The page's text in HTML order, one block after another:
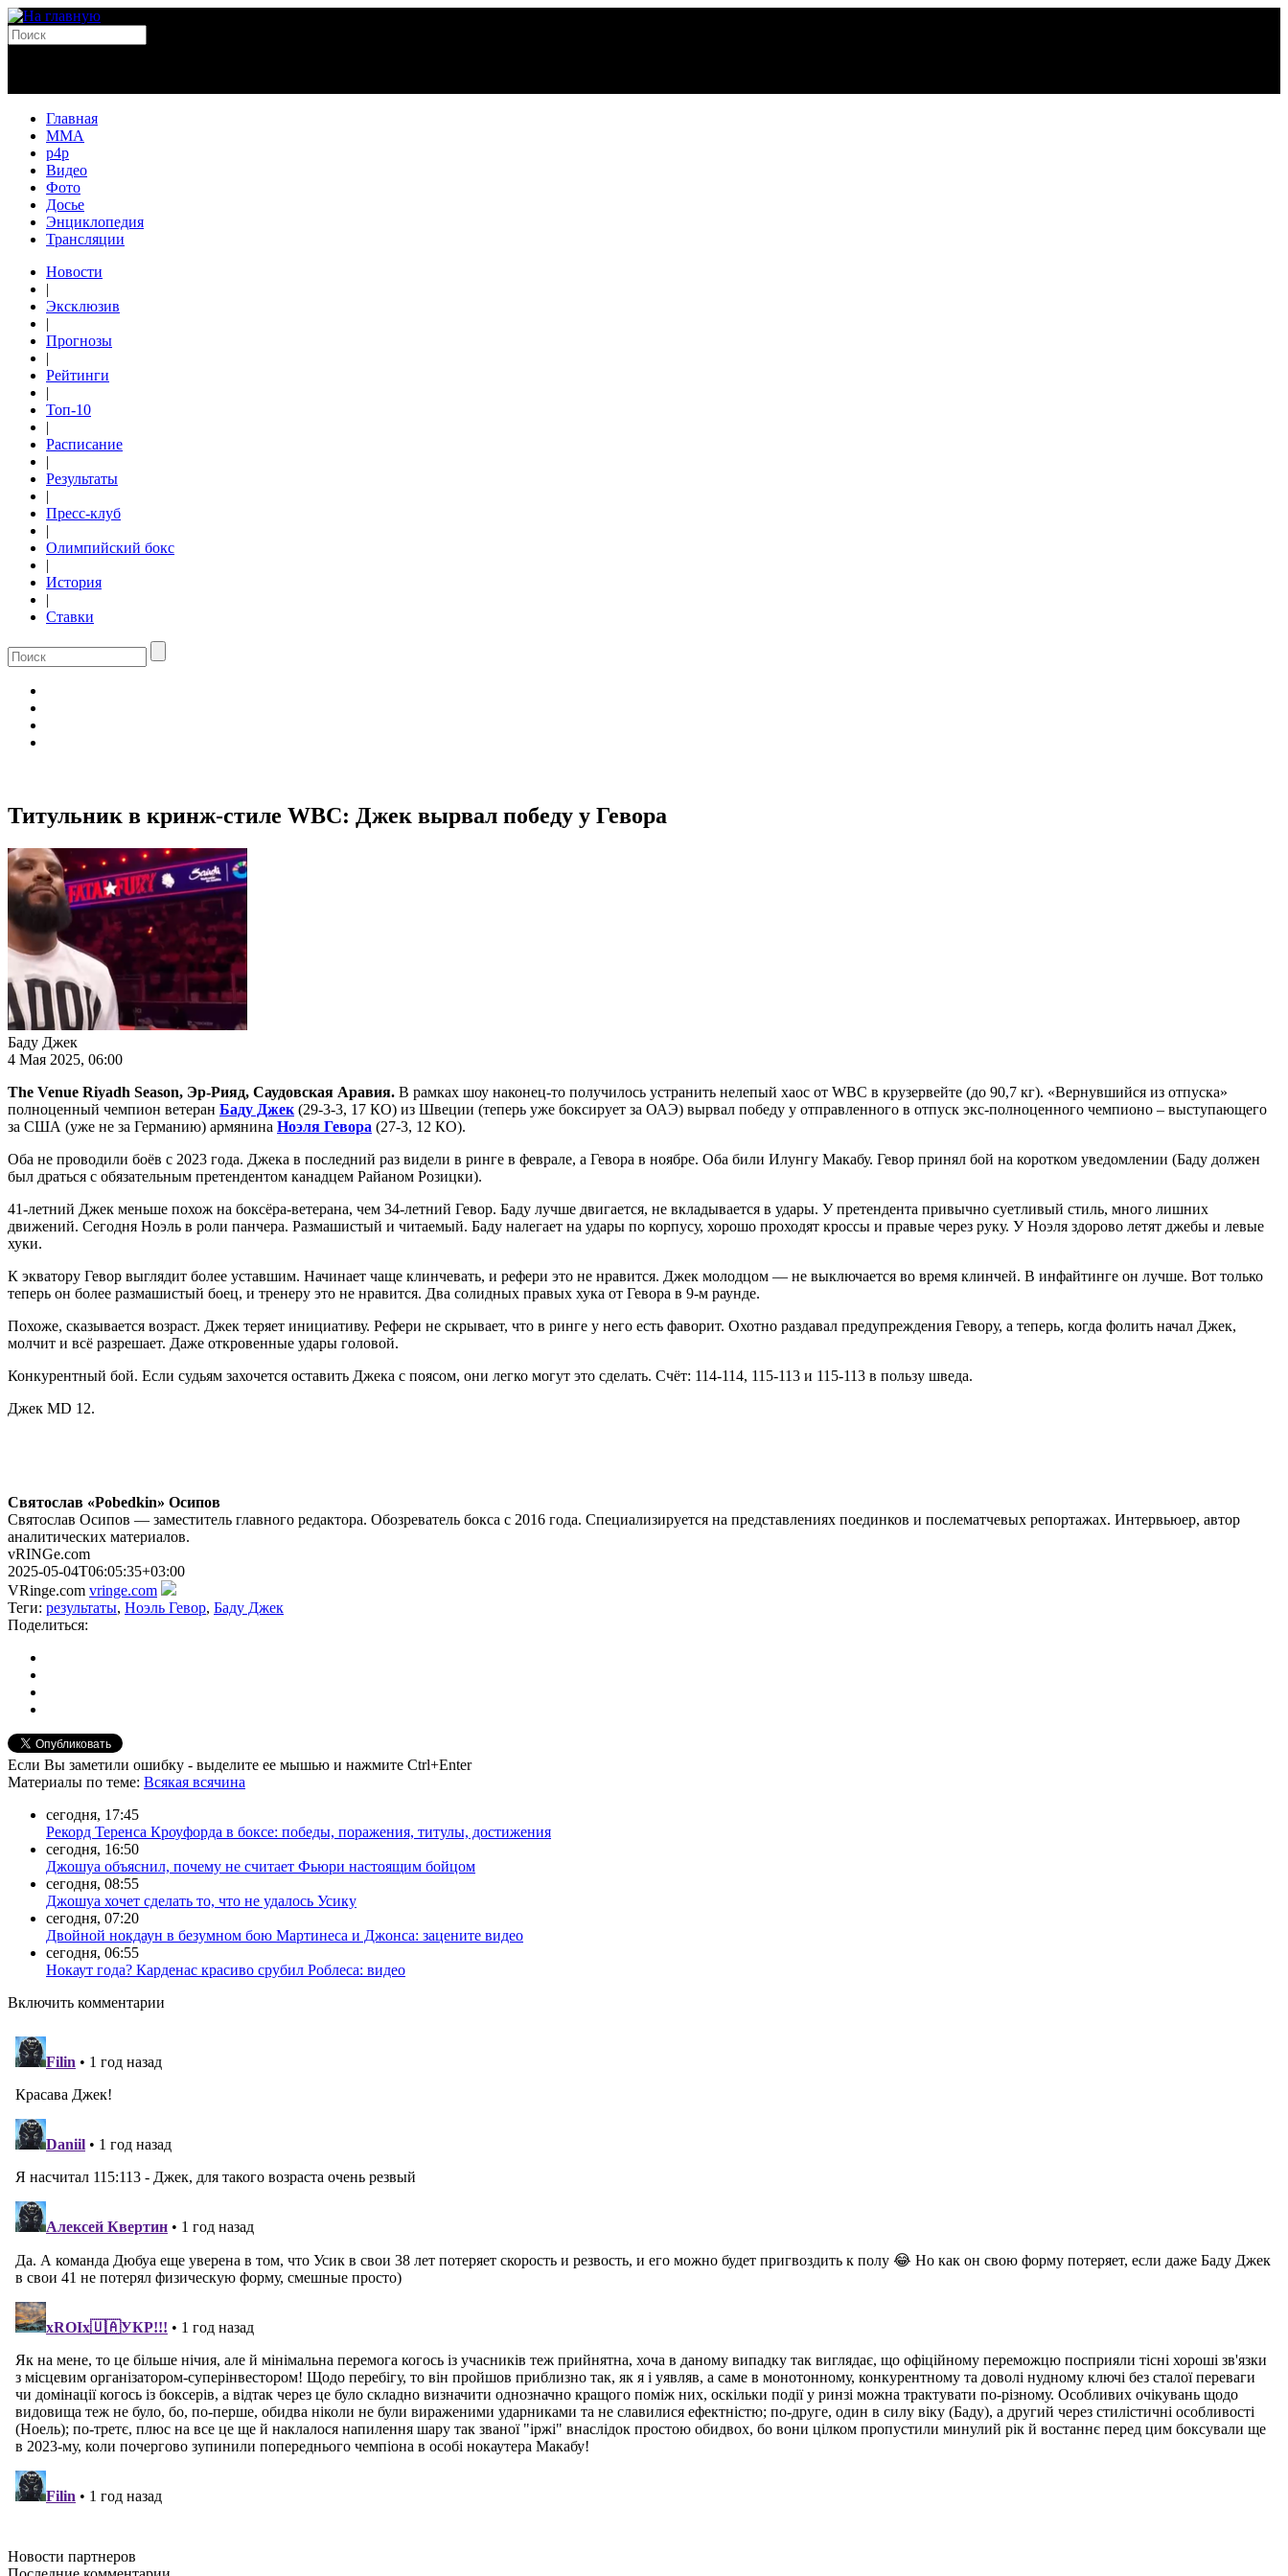
Главная
MMA
p4p
Видео
Фото
Досье
Энциклопедия
Трансляции
Новости
|
Эксклюзив
|
Прогнозы
|
Рейтинги
|
Топ-10
|
Расписание
|
Результаты
|
Пресс-клуб
|
Олимпийский бокс
|
История
|
Ставки
Титульник в кринж-стиле WBC: Джек вырвал победу у Гевора
Баду Джек
4 Мая 2025, 06:00
The Venue Riyadh Season, Эр-Рияд, Саудовская Аравия. В рамках шоу наконец-то получилось устранить нелепый хаос от WBC в крузервейте (до 90,7 кг). «Вернувшийся из отпуска»
полноценный чемпион ветеран Баду Джек (29-3-3, 17 КО) из Швеции (теперь уже боксирует за ОАЭ) вырвал победу у отправленного в отпуск экс-полноценного чемпионо – выступающего
за США (уже не за Германию) армянина Ноэля Гевора (27-3, 12 КО).
Оба не проводили боёв с 2023 года. Джека в последний раз видели в ринге в феврале, а Гевора в ноябре. Оба били Илунгу Макабу. Гевор принял бой на коротком уведомлении (Баду должен
был драться с обязательным претендентом канадцем Райаном Розицки).
41-летний Джек меньше похож на боксёра-ветерана, чем 34-летний Гевор. Баду лучше двигается, не вкладывается в удары. У претендента привычно суетливый стиль, много лишних
движений. Сегодня Ноэль в роли панчера. Размашистый и читаемый. Баду налегает на удары по корпусу, хорошо проходят кроссы и правые через руку. У Ноэля здорово летят джебы и левые
хуки.
К экватору Гевор выглядит более уставшим. Начинает чаще клинчевать, и рефери это не нравится. Джек молодцом — не выключается во время клинчей. В инфайтинге он лучше. Вот только
теперь он более размашистый боец, и тренеру это не нравится. Два солидных правых хука от Гевора в 9-м раунде.
Похоже, сказывается возраст. Джек теряет инициативу. Рефери не скрывает, что в ринге у него есть фаворит. Охотно раздавал предупреждения Гевору, а теперь, когда фолить начал Джек,
молчит и всё разрешает. Даже откровенные удары головой.
Конкурентный бой. Если судьям захочется оставить Джека с поясом, они легко могут это сделать. Счёт: 114-114, 115-113 и 115-113 в пользу шведа.
Джек MD 12.
Святослав «Pobedkin» Осипов
Святослав Осипов — заместитель главного редактора. Обозреватель бокса с 2016 года. Специализируется на представлениях поединков и послематчевых репортажах. Интервьюер, автор
аналитических материалов.
vRINGe.com
2025-05-04T06:05:35+03:00
VRinge.com vringe.com
Теги: результаты, Ноэль Гевор, Баду Джек
Поделиться:
Если Вы заметили ошибку - выделите ее мышью и нажмите Ctrl+Enter
Материалы по теме: Всякая всячина
сегодня, 17:45
Рекорд Теренса Кроуфорда в боксе: победы, поражения, титулы, достижения
сегодня, 16:50
Джошуа объяснил, почему не считает Фьюри настоящим бойцом
сегодня, 08:55
Джошуа хочет сделать то, что не удалось Усику
сегодня, 07:20
Двойной нокдаун в безумном бою Мартинеса и Джонса: зацените видео
сегодня, 06:55
Нокаут года? Карденас красиво срубил Роблеса: видео
Включить комментарии
Новости партнеров